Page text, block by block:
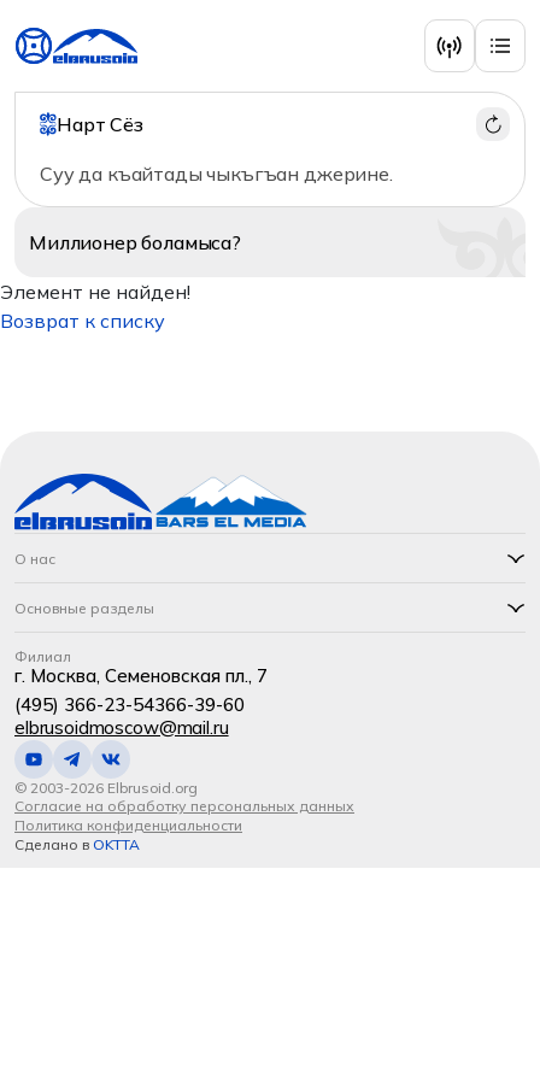
Нарт Сёз
Суу да къайтады чыкъгъан джерине.
Миллионерболамыса?
Элемент не найден!
Возврат к списку
О нас
Основные разделы
Филиал
г. Москва, Семеновская пл., 7
(495) 366-23-54366-39-60
elbrusoidmoscow@mail.ru
© 2003-2026 Elbrusoid.org
Согласие на обработку персональных данных
Политика конфиденциальности
Сделано в OKTTA